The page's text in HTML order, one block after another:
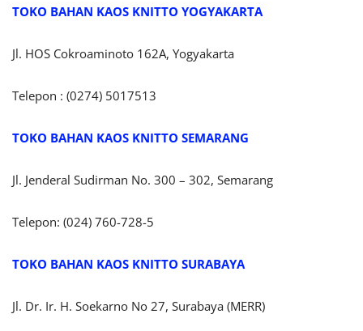
TOKO BAHAN KAOS KNITTO YOGYAKARTA
Jl. HOS Cokroaminoto 162A, Yogyakarta
Telepon : (0274) 5017513
TOKO BAHAN KAOS KNITTO SEMARANG
Jl. Jenderal Sudirman No. 300 – 302, Semarang
Telepon: (024) 760-728-5
TOKO BAHAN KAOS KNITTO SURABAYA
Jl. Dr. Ir. H. Soekarno No 27, Surabaya (MERR)